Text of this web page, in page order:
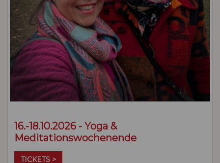
16.-18.10.2026 - Yoga &
Meditationswochenende
TICKETS >